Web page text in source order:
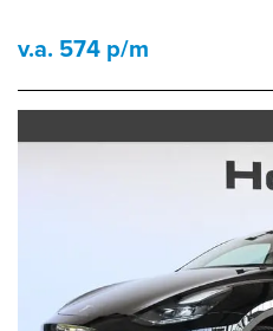
v.a. 574 p/m